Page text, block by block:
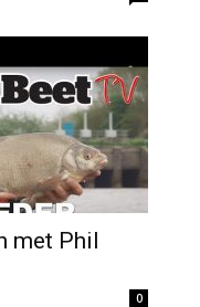
met Phil
0